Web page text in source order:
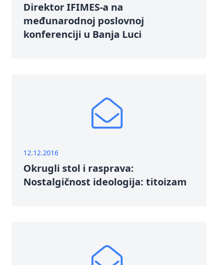
Direktor IFIMES-a na
međunarodnoj poslovnoj
konferenciji u Banja Luci
12.12.2016
Okrugli stol i rasprava:
Nostalgičnost ideologija: titoizam